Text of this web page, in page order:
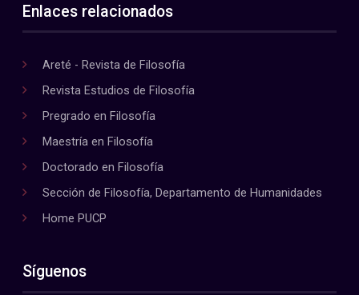
Enlaces relacionados
Areté - Revista de Filosofía
Revista Estudios de Filosofía
Pregrado en Filosofía
Maestría en Filosofía
Doctorado en Filosofía
Sección de Filosofía, Departamento de Humanidades
Home PUCP
Síguenos